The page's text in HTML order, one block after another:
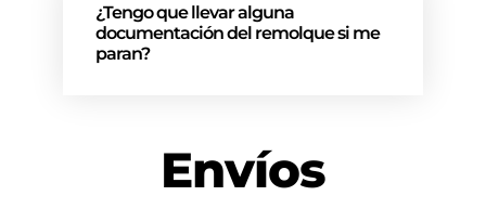
¿Tengo que llevar alguna
documentación del remolque si me
paran?
Envíos